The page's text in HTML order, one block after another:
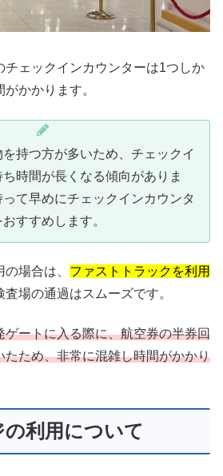
チェックインカウンターは1つしか
かかります。
持つ方が多いため、チェックイ
時間が長くなる傾向がありま
て早めにチェックインカウンタ
すすめします。
場合は、 ファストトラックを利用
場の通過はスムーズです。
ゲートに入る際に、航空券の半券回
たため、非常に混雑し時間がかかり
利用について